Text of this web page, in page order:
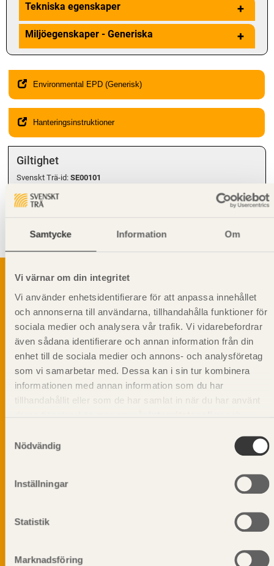
Samtycke Information Om
Vi värnar om din integritet
Vi använder enhetsidentifierare för att anpassa innehållet
och annonserna till användarna, tillhandahålla funktioner för
sociala medier och analysera vår trafik. Vi vidarebefordrar
även sådana identifierare och annan information från din
enhet till de sociala medier och annons- och analysföretag
som vi samarbetar med. Dessa kan i sin tur kombinera
informationen med annan information som du har
tillhandahållit eller som de har samlat in när du har använt
Nödvändig
Inställningar
Statistik
Marknadsföring
Tekniska egenskaper +
Miljöegenskaper - Generiska +
Environmental EPD (Generisk)
Hanteringsinstruktioner
Giltighet
Svenskt Trä-id: SE00101
användas i
Svenskt Träs Produktkatalog är svensk
sågverksnärings digitala produktkatalog för att
beskriva träprodukter och deras unika
egenskaper.
Dela på